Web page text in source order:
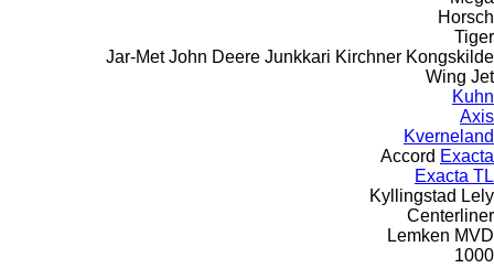
Horsch
Tiger
Jar-Met John Deere Junkkari Kirchner Kongskilde
Wing Jet
Kuhn
Axis
Kverneland
Accord Exacta
Exacta TL
Kyllingstad Lely
Centerliner
Lemken MVD
1000